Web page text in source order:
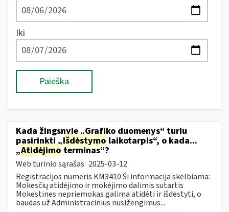
Iki
Paieška
Kada žingsnyje „Grafiko duomenys“ turiu
pasirinkti „Išdėstymo laikotarpis“, o kada...
„Atidėjimoterminas“?
Web turinio sąrašas 2025-03-12
Registracijos numeris KM3410 Ši informacija skelbiama:
Mokesčių atidėjimo ir mokėjimo dalimis sutartis
Mokestines nepriemokas galima atidėti ir išdėstyti, o
baudas už Administracinius nusižengimus...